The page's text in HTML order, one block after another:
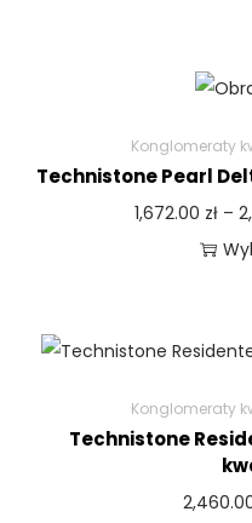
Konglomeraty
Technistone Pearl
1,672.00 zł –
Konglomeraty
Technistone